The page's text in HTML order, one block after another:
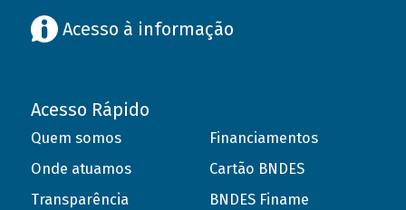
Acesso à informação
Acesso Rápido
Quem somos
Onde atuamos
Transparência
Financiamentos
Cartão BNDES
BNDES Finame